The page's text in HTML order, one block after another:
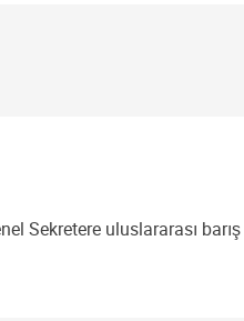
Sekretere uluslararası